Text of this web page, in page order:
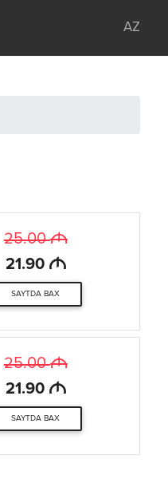
AZ
25.00M
21.90 M
SAYTDA BAX
25.00M
21.90 M
SAYTDA BAX